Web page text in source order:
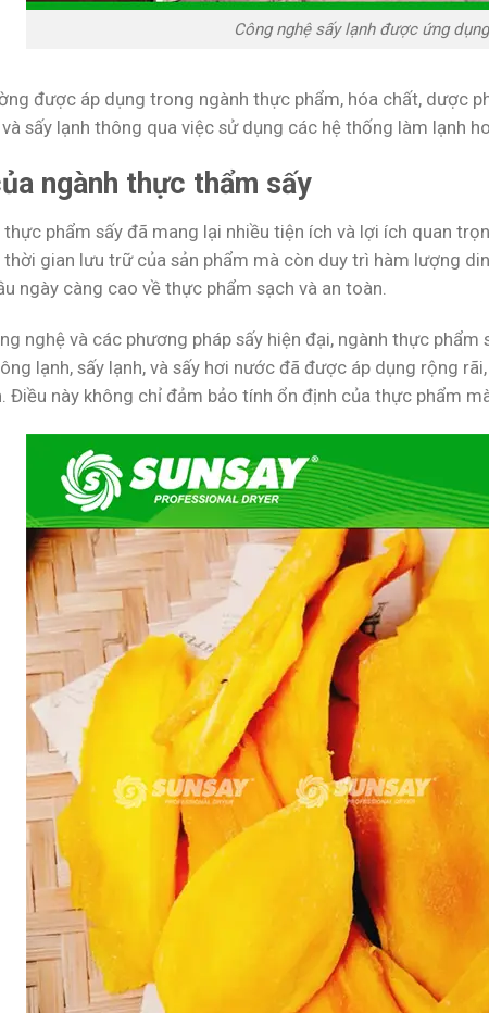
Công nghệ sấy lạnh được ứng
được áp dụng trong ngành thực phẩm, hóa chất, dược
sấy lạnh thông qua việc sử dụng các hệ thống làm lạnh
ngành thực thẩm sấy
phẩm sấy đã mang lại nhiều tiện ích và lợi ích quan
gian lưu trữ của sản phẩm mà còn duy trì hàm lượng
ngày càng cao về thực phẩm sạch và an toàn.
nghệ và các phương pháp sấy hiện đại, ngành thực
lạnh, sấy lạnh, và sấy hơi nước đã được áp dụng rộng
Điều này không chỉ đảm bảo tính ổn định của thực phẩm